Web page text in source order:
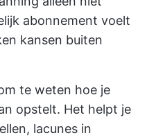
abonnement voelt
kansen buiten
te weten hoe je
opstelt. Het helpt je
lacunes in